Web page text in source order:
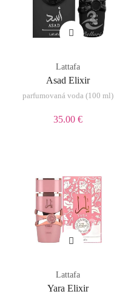
Lattafa
Asad Elixir
parfumovaná voda (100 ml)
35.00 €
Lattafa
Yara Elixir